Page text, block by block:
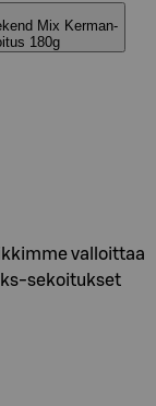
Mix Kerman-
180g
valloittaa
sekoitukset